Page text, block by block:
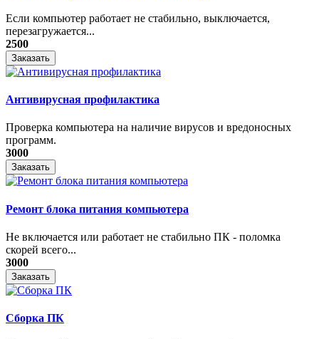
Если компьютер работает не стабильно, выключается,
перезагружается...
2500
Заказать
Антивирусная профилактика
Проверка компьютера на наличие вирусов и вредоносных
программ.
3000
Заказать
Ремонт блока питания компьютера
Не включается или работает не стабильно ПК - поломка
скорей всего...
3000
Заказать
Сборка ПК